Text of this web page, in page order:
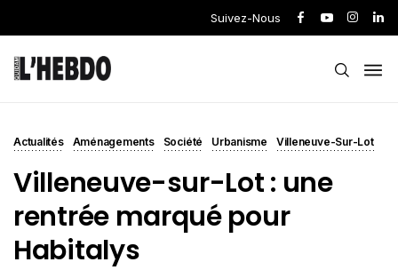
Suivez-Nous
Actualités Aménagements Société Urbanisme Villeneuve-Sur-Lot
Villeneuve-sur-Lot : une
rentrée marqué pour
Habitalys